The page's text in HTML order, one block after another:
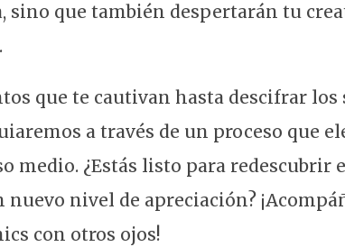
sino que también despertarán tu
que te cautivan hasta descifrar los
a través de un proceso que
medio. ¿Estás listo para redescubrir
nivel de apreciación?
con otros ojos!